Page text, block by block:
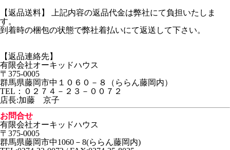
【返品送料】 上記内容の返品代金は弊社にて負担いたしま
す。
到着時の梱包の状態で弊社着払いにて返送して下さい。
【返品連絡先】
有限会社オーキッドハウス
〒375-0005
群馬県藤岡市中１０６０－８（ららん藤岡内）
TEL：０２７４－２３－００７２
店長:加藤 京子
お問合せ
有限会社オーキッドハウス
〒375-0005
群馬県藤岡市中1060－8(ららん藤岡内)